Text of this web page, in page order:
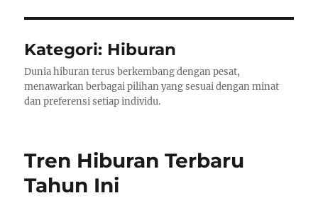
Kategori: Hiburan
Dunia hiburan terus berkembang dengan pesat,
menawarkan berbagai pilihan yang sesuai dengan minat
dan preferensi setiap individu.
Tren Hiburan Terbaru
Tahun Ini